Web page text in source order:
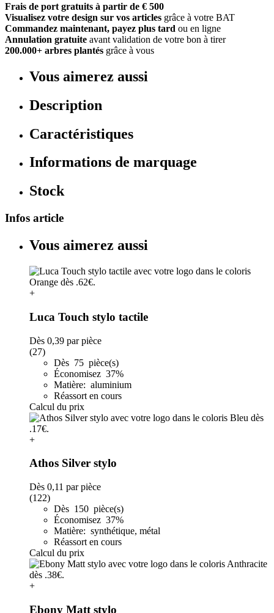
Frais de port gratuits à partir de € 500
Visualisez votre design sur vos articles grâce à votre BAT
Commandez maintenant, payez plus tard ou en ligne
Annulation gratuite avant validation de votre bon à tirer
200.000+ arbres plantés grâce à vous
Vous aimerez aussi
Description
Caractéristiques
Informations de marquage
Stock
Infos article
Vous aimerez aussi
+
Luca Touch stylo tactile
Dès 0,39 par pièce
(27)
Dès 75 pièce(s)
Économisez 37%
Matière: aluminium
Réassort en cours
Calcul du prix
+
Athos Silver stylo
Dès 0,11 par pièce
(122)
Dès 150 pièce(s)
Économisez 37%
Matière: synthétique, métal
Réassort en cours
Calcul du prix
+
Ebony Matt stylo